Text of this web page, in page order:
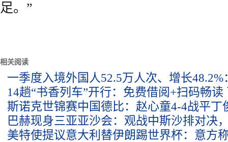
足。”
相关阅读
一季度入境外国人52.5万人次、增长
14趟“书香列车”开行：免费借阅+扫码畅读
斯诺克世锦赛中国德比：赵心童4-4战平丁
巴赫现身三亚亚沙会：观战中斯沙排对决
美特使提议意大利替伊朗踢世界杯：意方